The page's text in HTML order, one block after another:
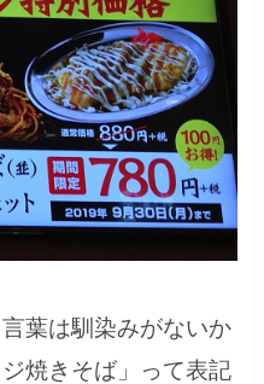
葉は馴染みがないか
焼きそば」って表記